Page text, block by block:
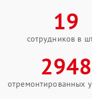
19
сотрудников в
2948
отремонтированных